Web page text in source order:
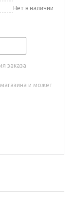
Нет в наличии
заказа
и может